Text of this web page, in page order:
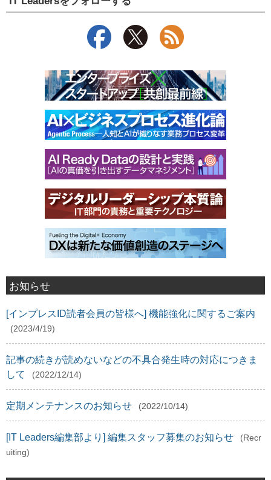
お知らせ
[インプレスID読者会員の皆様へ] 機能強化に関するご案内
(2023/4/19)
記事の続きが読めないなどの不具合発生時の対応につきま
して
(2022/12/14)
定期メンテナンスのお知らせ (2022/10/14)
[IT Leaders編集部より] 編集スタッフ募集のお知らせ
(Recr
uiting)